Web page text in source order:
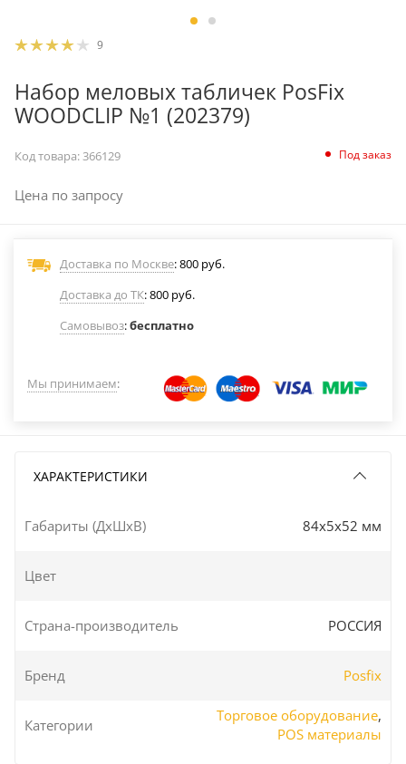
9
Набор меловых табличек PosFix
WOODCLIP №1 (202379)
Код товара:366129 Под заказ
Цена по запросу
Доставка по Москве: 800 руб.
Доставка до ТК: 800 руб.
Самовывоз:бесплатно
Мы принимаем:
ХАРАКТЕРИСТИКИ
Габариты (ДxШxВ) 84x5x52 мм
Цвет
Страна-производитель РОССИЯ
Бренд Posfix
Категории
Торговое оборудование,
POS материалы